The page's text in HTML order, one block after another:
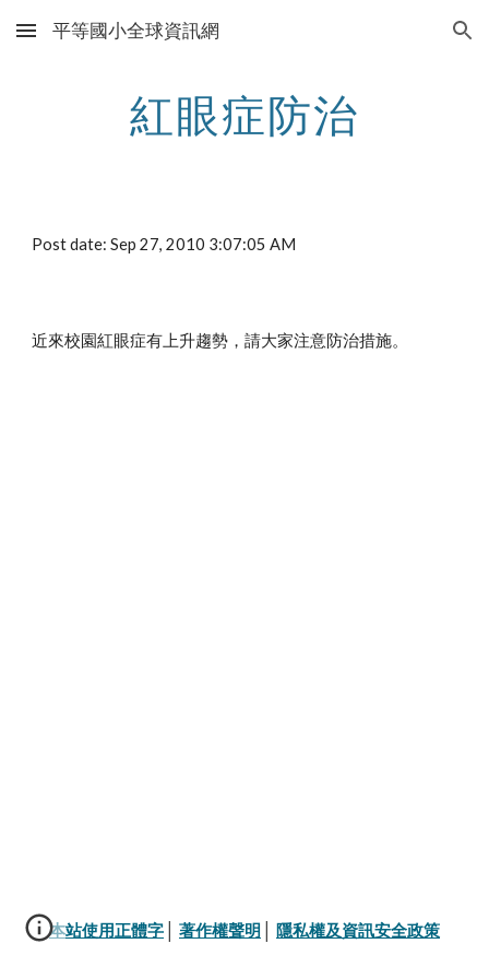
Skip to main content Skip to navigation
平等國小全球資訊網
紅眼症防治
Post date: Sep 27, 2010 3:07:05 AM
近來校園紅眼症有上升趨勢，請大家注意防治措施。
本站使用正體字 著作權聲明 隱私權及資訊安全政策